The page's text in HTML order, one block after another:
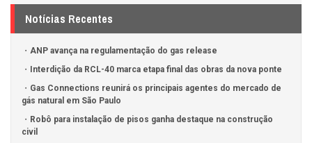
Notícias Recentes
ANP avança na regulamentação do gas release
Interdição da RCL-40 marca etapa final das obras da nova ponte
Gas Connections reunirá os principais agentes do mercado de
gás natural em São Paulo
Robô para instalação de pisos ganha destaque na construção
civil